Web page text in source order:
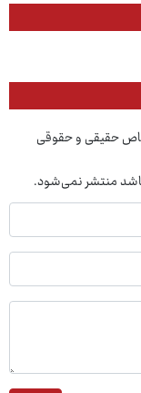
حقیقی و حقوقی
باشد منتشر نمی‌شود.